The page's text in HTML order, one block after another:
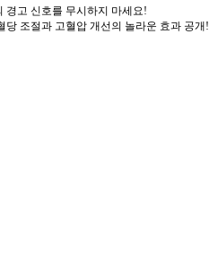
경고 신호를 무시하지 마세요!
조절과 고혈압 개선의 놀라운 효과 공개!